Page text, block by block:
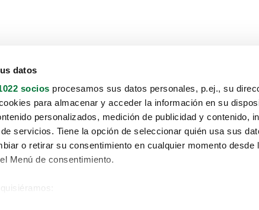
datos
socios procesamos sus datos personales, p.ej., su
para almacenar y acceder la información en su
personalizados, medición de publicidad y contenido,
servicios. Tiene la opción de seleccionar quién usa sus
o retirar su consentimiento en cualquier momento desde
Menú de consentimiento.